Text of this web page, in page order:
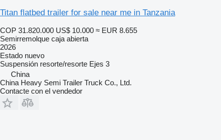
Titan flatbed trailer for sale near me in Tanzania
COP 31.820.000 US$ 10.000 ≈ EUR 8.655
Semirremolque caja abierta
2026
Estado nuevo
Suspensión resorte/resorte Ejes 3
China
China Heavy Semi Trailer Truck Co., Ltd.
Contacte con el vendedor